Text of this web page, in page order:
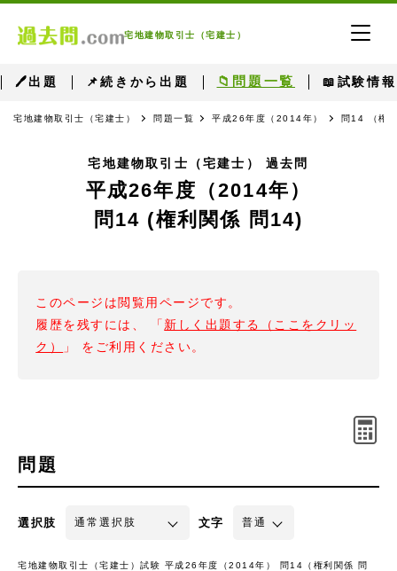
宅地建物取引士（宅建士）
🖊出題 📌続きから出題 📁問題一覧 📖試験情報
宅地建物取引士（宅建士） 問題一覧 平成26年度（2014年） 問14 （権
宅地建物取引士（宅建士） 過去問
平成26年度（2014年）
問14 (権利関係 問14)
このページは閲覧用ページです。
履歴を残すには、 「 新しく出題する（ここをクリッ
ク）
」 をご利用ください。
問題
選択肢 文字
宅地建物取引士（宅建士）試験 平成26年度（2014年） 問14（権利関係 問